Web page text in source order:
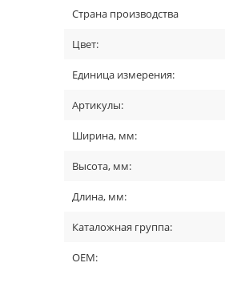
Страна производства
Цвет:
Единица измерения:
Артикулы:
Ширина, мм:
Высота, мм:
Длина, мм:
Каталожная группа:
OEM: